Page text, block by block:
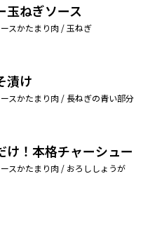
玉ねぎソース
スかたまり肉 / 玉ねぎ
漬け
スかたまり肉 / 長ねぎの青い部分
け！本格チャーシュー
スかたまり肉 / おろししょうが